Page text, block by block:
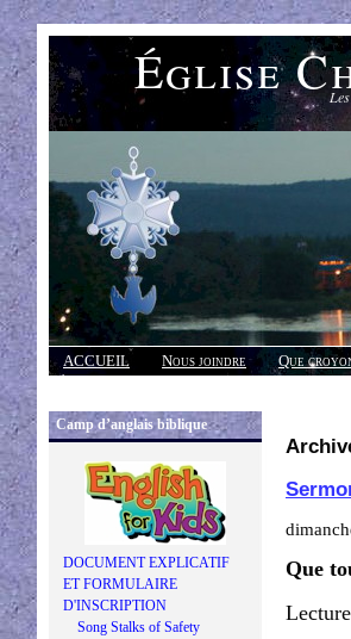
Église
ACCUEIL Nous joindre Que
Réponses
Camp d’anglais biblique
DOCUMENT EXPLICATIF
ET FORMULAIRE
D'INSCRIPTION
Song Stalks of Safety
Que